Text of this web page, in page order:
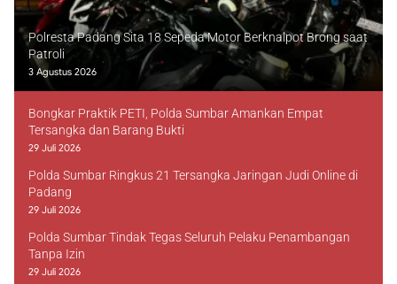
Polresta Padang Sita 18 Sepeda Motor Berknalpot Brong saat
Patroli
3 Agustus 2026
Bongkar Praktik PETI, Polda Sumbar Amankan Empat
Tersangka dan Barang Bukti
29 Juli 2026
Polda Sumbar Ringkus 21 Tersangka Jaringan Judi Online di
Padang
29 Juli 2026
Polda Sumbar Tindak Tegas Seluruh Pelaku Penambangan
Tanpa Izin
29 Juli 2026